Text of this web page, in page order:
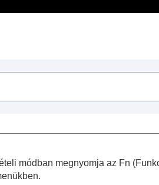
módban megnyomja az Fn